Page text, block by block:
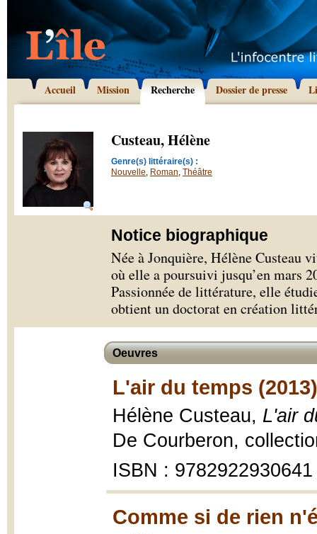
Accueil Mission Recherche Dossier de presse
Custeau, Hélène
Genre(s) littéraire(s) :
Nouvelle, Roman, Théâtre
Notice biographique
Née à Jonquière, Hélène Custeau
où elle a poursuivi jusqu’en mars
Passionnée de littérature, elle
obtient un doctorat en création
Oeuvres
L'air du temps (2013)
Hélène Custeau, L'air
De Courberon,
ISBN : 9782922930641
Comme si de rien